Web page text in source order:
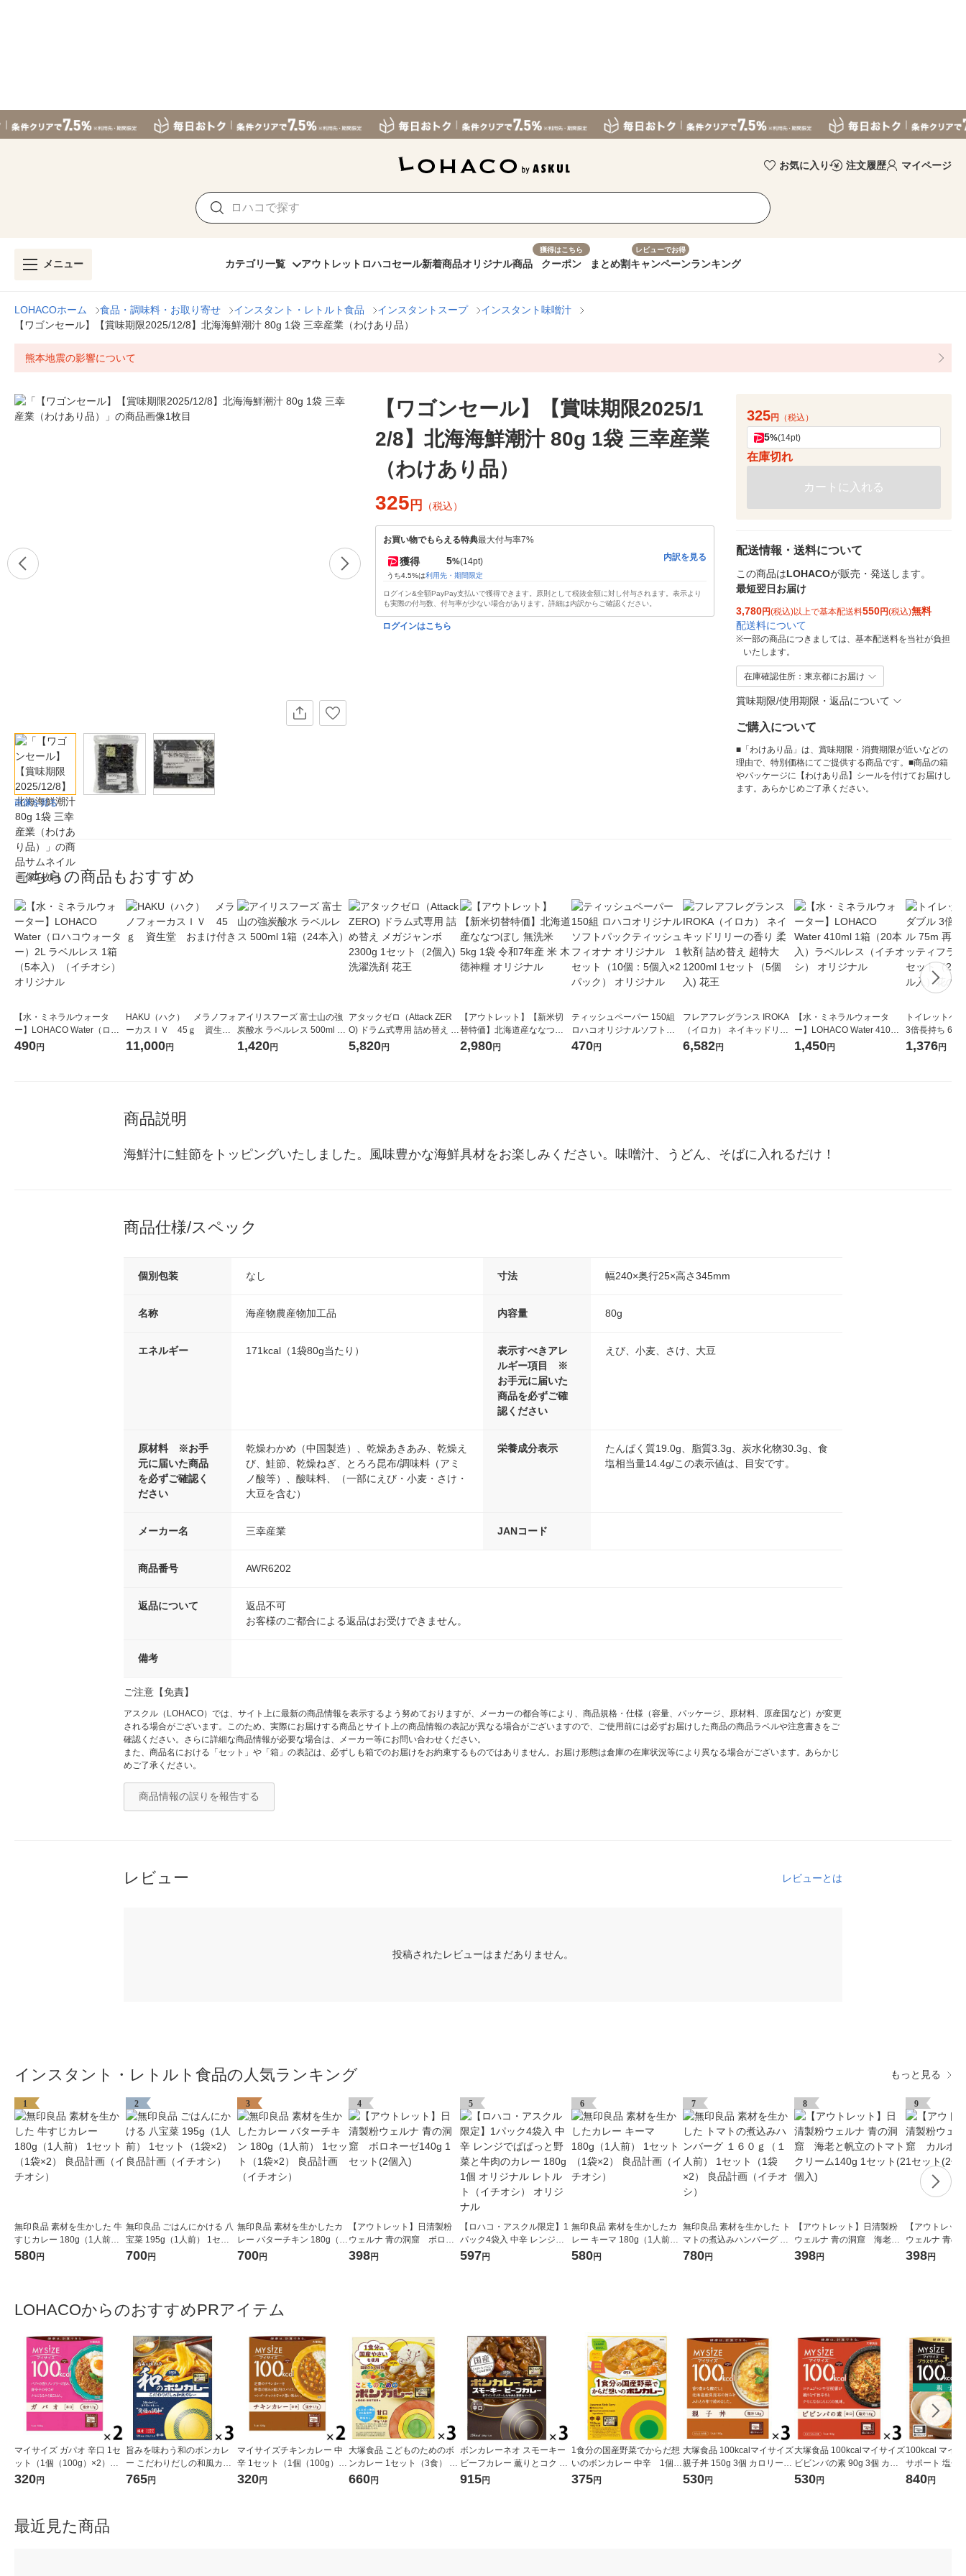
お気に入り 注文履歴 マイページ
メニュー カテゴリ一覧 アウトレット ロハコセール新着商品オリジナル商品
獲得はこちら
クーポン まとめ割
レビューでお得
キャンペーンランキング
LOHACOホーム 食品・調味料・お取り寄せ インスタント・レトルト食品 インスタントスープ
インスタント味噌汁
【ワゴンセール】【賞味期限2025/12/8】北海海鮮潮汁 80g 1袋 三幸産業（わけあり品）
熊本地震の影響について
画像を見る
【ワゴンセール】【賞味期限2025/1
2/8】北海海鮮潮汁 80g 1袋 三幸産業
（わけあり品）
325 円 （税込）
お買い物でもらえる特典最大付与率7%
獲得 5%(14pt)
うち4.5%は利用先・期間限定
内訳を見る
ログイン&全額PayPay支払いで獲得できます。原則として税抜金額に対し付与されます。表示より
も実際の付与数、付与率が少ない場合があります。詳細は内訳からご確認ください。
ログインはこちら
325円 （税込）
5%(14pt)
在庫切れ
カートに入れる
配送情報・送料について
この商品はLOHACOが販売・発送します。
最短翌日お届け
3,780円(税込)以上で基本配送料550円(税込)無料
配送料について
※一部の商品につきましては、基本配送料を当社が負担
いたします。
在庫確認住所：東京都にお届け
賞味期限/使用期限・返品について
ご購入について
■「わけあり品」は、賞味期限・消費期限が近いなどの
理由で、特別価格にてご提供する商品です。■商品の箱
やパッケージに【わけあり品】シールを付けてお届けし
ます。あらかじめご了承ください。
こちらの商品もおすすめ
【水・ミネラルウォータ
ー】LOHACO Water（ロハ
コウォーター）2L ラベルレ
490円
HAKU（ハク） メラノフォ
ーカスＩＶ 45ｇ 資生
堂 おまけ付き
11,000円
アイリスフーズ 富士山の強
炭酸水 ラベルレス 500ml 1
箱（24本入）
1,420円
アタックゼロ（Attack ZER
O) ドラム式専用 詰め替え メ
ガジャンボ 2300g 1セット
5,820円
【アウトレット】【新米切
替特価】北海道産ななつぼ
し 無洗米 5kg 1袋 令和7年産
2,980円
ティッシュペーパー 150組
ロハコオリジナルソフトパ
ックティッシュ フィオナ オ
470円
フレアフレグランス IROKA
（イロカ） ネイキッドリリ
ーの香り 柔軟剤 詰め替え 超
6,582円
【水・ミネラルウォータ
ー】LOHACO Water 410ml
1箱（20本入）ラベルレス
1,450円
トイレットペ
3倍長持ち 6ロール
紙配合 スコッ
1,376円
商品説明
海鮮汁に鮭節をトッピングいたしました。風味豊かな海鮮具材をお楽しみください。味噌汁、うどん、そばに入れるだけ！
商品仕様/スペック
個別包装 なし 寸法 幅240×奥行25×高さ345mm
名称 海産物農産物加工品 内容量 80g
エネルギー 171kcal（1袋80g当たり）
表示すべきアレ
ルギー項目 ※
お手元に届いた
商品を必ずご確
認ください
えび、小麦、さけ、大豆
原材料 ※お手
元に届いた商品
を必ずご確認く
ださい
乾燥わかめ（中国製造）、乾燥あきあみ、乾燥え
び、鮭節、乾燥ねぎ、とろろ昆布/調味料（アミ
ノ酸等）、酸味料、（一部にえび・小麦・さけ・
大豆を含む）
栄養成分表示
たんぱく質19.0g、脂質3.3g、炭水化物30.3g、食
塩相当量14.4g/この表示値は、目安です。
メーカー名 三幸産業 JANコード
商品番号 AWR6202
返品について
返品不可
お客様のご都合による返品はお受けできません。
備考
ご注意【免責】
アスクル（LOHACO）では、サイト上に最新の商品情報を表示するよう努めておりますが、メーカーの都合等により、商品規格・仕様（容量、パッケージ、原材料、原産国など）が変更
される場合がございます。このため、実際にお届けする商品とサイト上の商品情報の表記が異なる場合がございますので、ご使用前には必ずお届けした商品の商品ラベルや注意書きをご
確認ください。さらに詳細な商品情報が必要な場合は、メーカー等にお問い合わせください。
また、商品名における「セット」や「箱」の表記は、必ずしも箱でのお届けをお約束するものではありません。お届け形態は倉庫の在庫状況等により異なる場合がございます。あらかじ
めご了承ください。
商品情報の誤りを報告する
レビュー レビューとは
投稿されたレビューはまだありません。
インスタント・レトルト食品の人気ランキング もっと見る
1
無印良品 素材を生かした 牛
すじカレー 180g（1人前）
1セット（1袋×2） 良品計画
580円
2
無印良品 ごはんにかける 八
宝菜 195g（1人前） 1セッ
ト（1袋×2） 良品計画（イ
700円
3
無印良品 素材を生かしたカ
レー バターチキン 180g（1
人前） 1セット（1袋×2） 良
700円
4
【アウトレット】日清製粉
ウェルナ 青の洞窟 ボロネ
ーゼ140g 1セット(2個入)
398円
5
【ロハコ・アスクル限定】1
パック4袋入 中辛 レンジで
ぱぱっと野菜と牛肉のカレ
597円
6
無印良品 素材を生かしたカ
レー キーマ 180g（1人前）
1セット（1袋×2） 良品計画
580円
7
無印良品 素材を生かした ト
マトの煮込みハンバーグ １
６０ｇ（１人前） 1セット
780円
8
【アウトレット】日清製粉
ウェルナ 青の洞窟 海老と
帆立のトマトクリーム140g
398円
9
【アウトレッ
ウェルナ 青の
ナーラ140g 1
398円
LOHACOからのおすすめPRアイテム
マイサイズ ガパオ 辛口 1セ
ット（1個（100g）×2） 1
00kcal レンジ対応レトル
320円
旨みを味わう和のボンカレ
ー こだわりだしの和風カレ
ー 中辛 1セット（1個（2
765円
マイサイズチキンカレー 中
辛 1セット（1個（100g）×
2） 100kcal レンジ対応
320円
大塚食品 こどものためのボ
ンカレー 1セット（3食） レ
ンジ対応
660円
ボンカレーネオ スモーキー
ビーフカレー 薫りとコク 辛
口 1セット（1個（200g）×
915円
1食分の国産野菜でからだ想
いのボンカレー 中辛 1個
（180g） グルテンフリ
375円
大塚食品 100kcalマイサイズ
親子丼 150g 3個 カロリーコ
ントロール レンジ調理 簡単
530円
大塚食品 100kcalマイサイズ
ビビンバの素 90g 3個 カロ
リーコントロール レンジ調
530円
100kcal マイ
サポート 塩分
前 1セット（3
840円
最近見た商品